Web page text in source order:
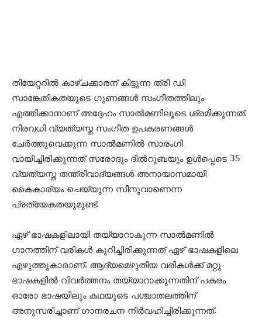
തിയേറ്ററില്‍ കാഴ്ചക്കാരന് കിട്ടുന്ന ത്രി ഡി
സാങ്കേതികതയുടെ ഗുണങ്ങള്‍ സംഗീതത്തിലും
എത്തിക്കാനാണ് അദ്ദേഹം സാല്‍മണിലൂടെ ശ്രമിക്കുന്നത്.
നിരവധി വ്യത്യസ്ത സംഗീത ഉപകരണങ്ങള്‍
ചേര്‍ത്തുവെക്കുന്ന സാല്‍മണില്‍ സാരംഗി
വായിച്ചിരിക്കുന്നത് സരോദും ദില്‍റുബയും ഉള്‍പ്പെടെ 35
വ്യത്യസ്ത തന്ത്രിവാദ്യങ്ങള്‍ അനായാസമായി
കൈകാര്യം ചെയ്യുന്ന സീനുവാണെന്ന
പ്രത്യേകതയുമുണ്ട്.
ഏഴ് ഭാഷകളിലായി തയ്യാറാകുന്ന സാല്‍മണില്‍
ഗാനത്തിന് വരികള്‍ കുറിച്ചിരിക്കുന്നത് ഏഴ് ഭാഷകളിലെ
എഴുത്തുകാരാണ്. ആദ്യമെഴുതിയ വരികള്‍ക്ക് മറ്റു
ഭാഷകളില്‍ വിവര്‍ത്തനം തയ്യാറാക്കുന്നതിന് പകരം
ഓരോ ഭാഷയിലും കഥയുടെ പശ്ചാതലത്തിന്
അനുസരിച്ചാണ് ഗാനരചന നിര്‍വഹിച്ചിരിക്കുന്നത്.